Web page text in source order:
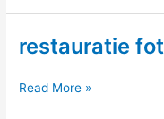
lederen
band
Grimeren)
restauratie
restauratie
Read More »